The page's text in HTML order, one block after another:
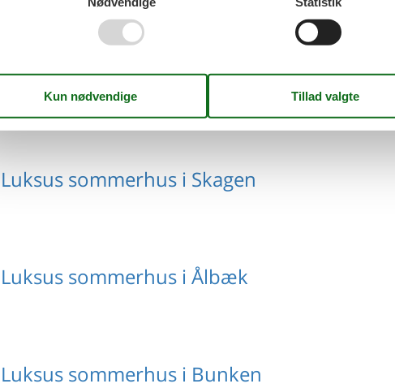
Luksus sommerhus i Kettrup Bjerge
Luksus sommerhus i Skagen
Luksus sommerhus i Ålbæk
Luksus sommerhus i Bunken